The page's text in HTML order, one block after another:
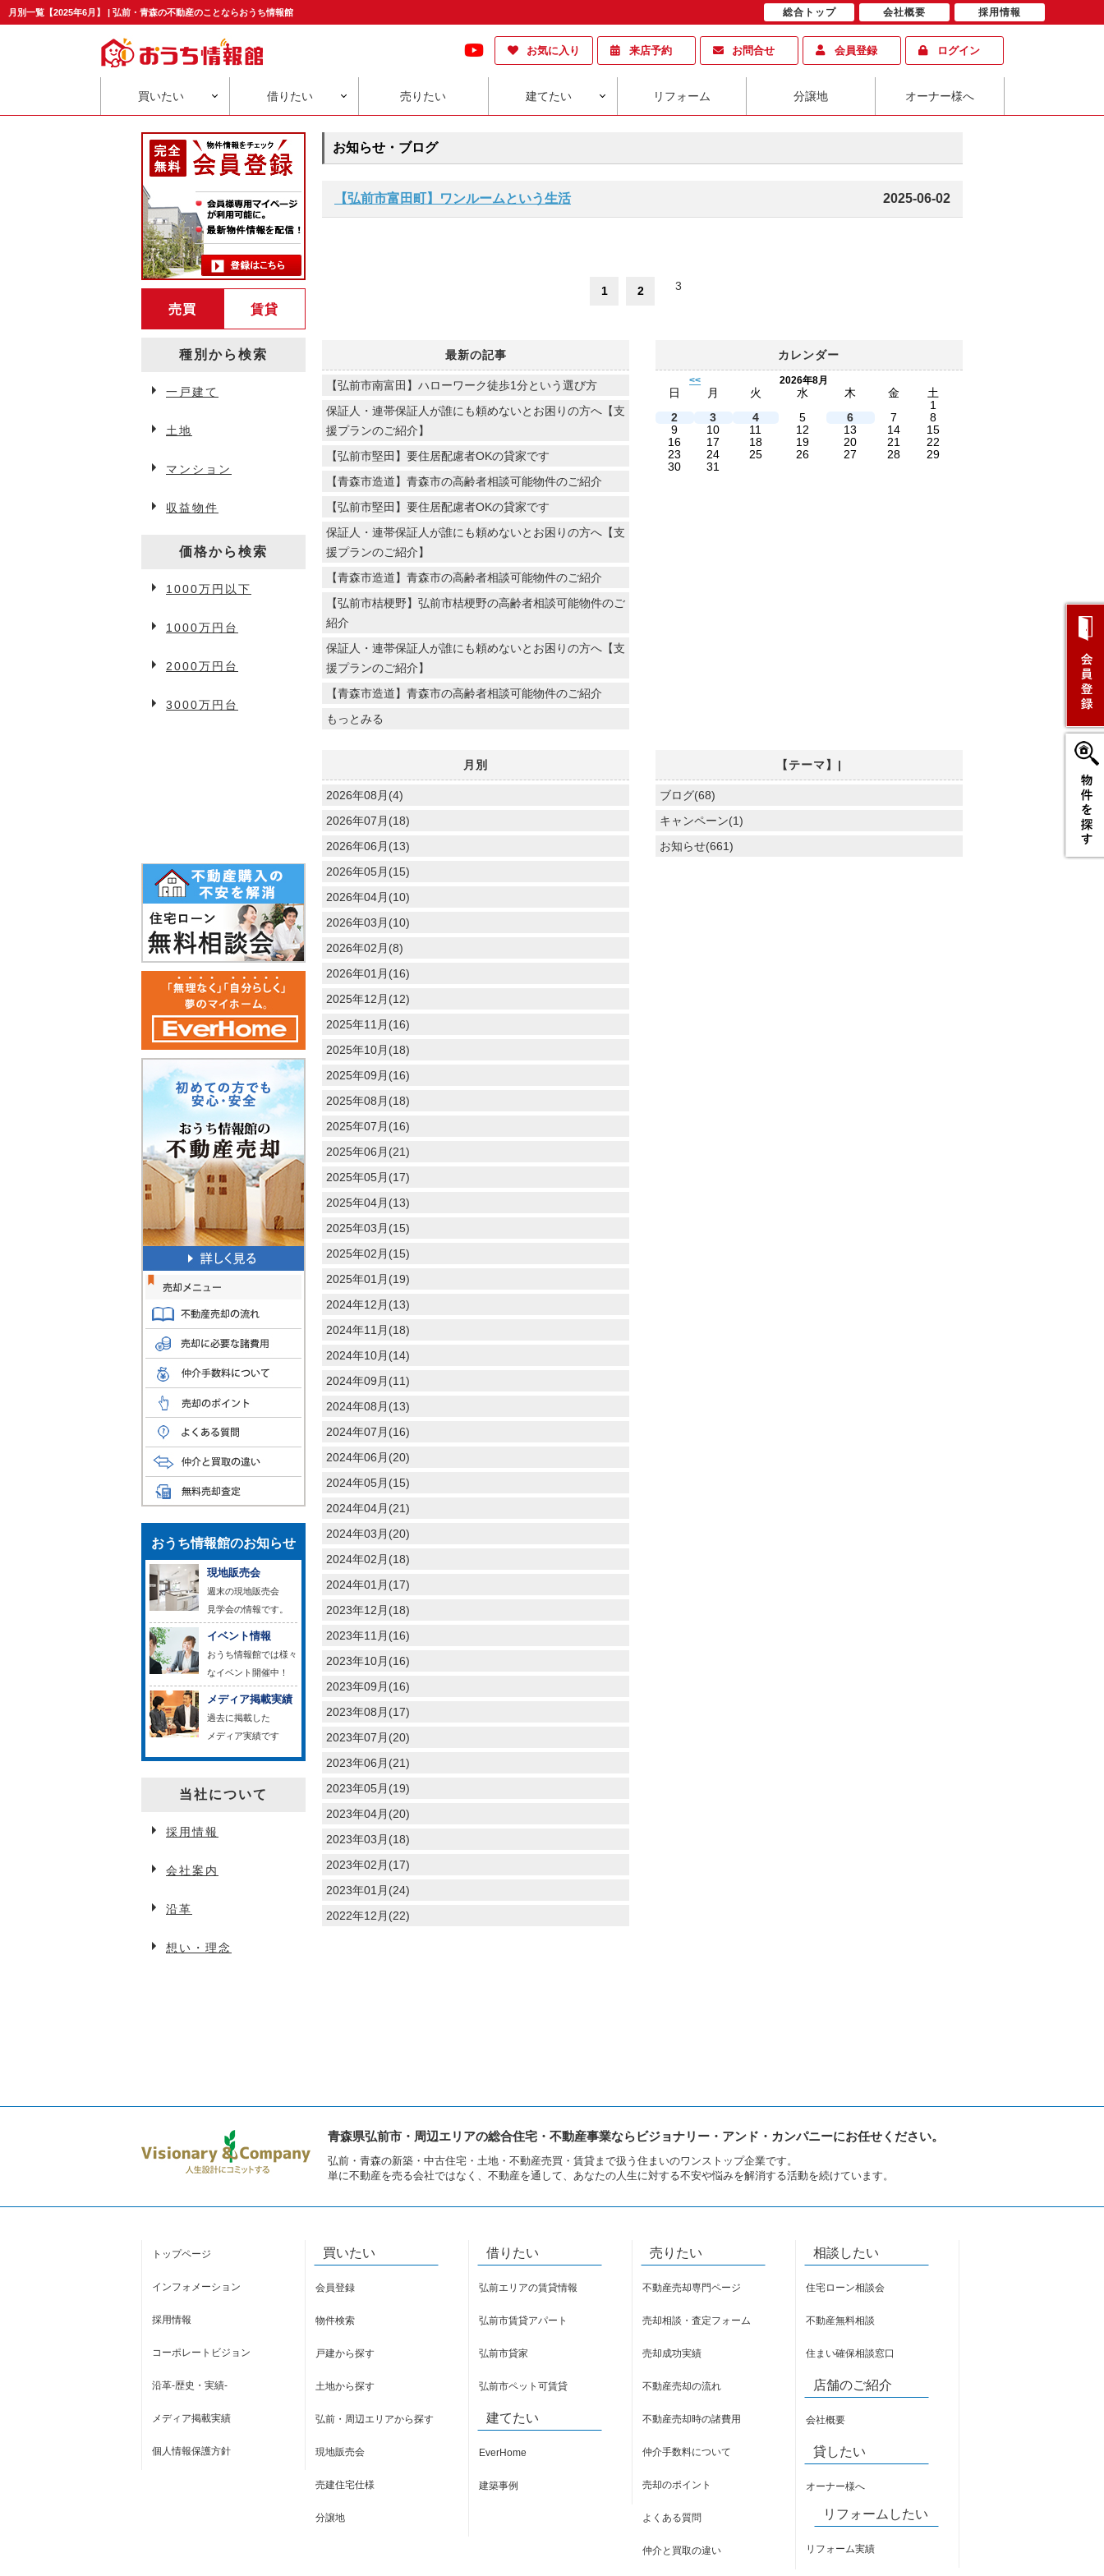
月別一覧【2025年6月】 | 弘前・青森の不動産のことならおうち情報館
お気に入り 来店予約 お問合せ 会員登録 ログイン
買いたい 借りたい 売りたい 建てたい リフォーム 分譲地 オーナー様へ
お知らせ・ブログ
【弘前市富田町】ワンルームという生活 2025-06-02
1 2 3
最新の記事
【弘前市南富田】ハローワーク徒歩1分という選び方
保証人・連帯保証人が誰にも頼めないとお困りの方へ【支
援プランのご紹介】
【弘前市堅田】要住居配慮者OKの貸家です
【青森市造道】青森市の高齢者相談可能物件のご紹介
【弘前市堅田】要住居配慮者OKの貸家です
保証人・連帯保証人が誰にも頼めないとお困りの方へ【支
援プランのご紹介】
【青森市造道】青森市の高齢者相談可能物件のご紹介
【弘前市桔梗野】弘前市桔梗野の高齢者相談可能物件のご
紹介
保証人・連帯保証人が誰にも頼めないとお困りの方へ【支
援プランのご紹介】
【青森市造道】青森市の高齢者相談可能物件のご紹介
もっとみる
カレンダー
<< 2026年8月
日 月 火 水 木 金
土
1
2
3 4 5 6 7
8
9
10 11 12 13 14
15
16
17 18 19 20 21
22
23
24 25 26 27 28
29
30
31
月別
2026年08月(4)
2026年07月(18)
2026年06月(13)
2026年05月(15)
2026年04月(10)
2026年03月(10)
2026年02月(8)
2026年01月(16)
2025年12月(12)
2025年11月(16)
2025年10月(18)
2025年09月(16)
2025年08月(18)
2025年07月(16)
2025年06月(21)
2025年05月(17)
2025年04月(13)
2025年03月(15)
2025年02月(15)
2025年01月(19)
2024年12月(13)
2024年11月(18)
2024年10月(14)
2024年09月(11)
2024年08月(13)
2024年07月(16)
2024年06月(20)
2024年05月(15)
2024年04月(21)
2024年03月(20)
2024年02月(18)
2024年01月(17)
2023年12月(18)
2023年11月(16)
2023年10月(16)
2023年09月(16)
2023年08月(17)
2023年07月(20)
2023年06月(21)
2023年05月(19)
2023年04月(20)
2023年03月(18)
2023年02月(17)
2023年01月(24)
2022年12月(22)
【テーマ】|
ブログ(68)
キャンペーン(1)
お知らせ(661)
売買 賃貸
種別から検索
一戸建て
土地
マンション
収益物件
価格から検索
1000万円以下
1000万円台
2000万円台
3000万円台
弘前賃貸情報
アパート・マンション
一戸建て
駐車場
事業用物件
3万円以下
3万円台
おうち情報館のお知らせ
現地販売会
週末の現地販売会
見学会の情報です。
イベント情報
おうち情報館では様々
なイベント開催中！
メディア掲載実績
過去に掲載した
メディア実績です
当社について
採用情報
会社案内
沿革
想い・理念
青森県弘前市・周辺エリアの総合住宅・不動産事業ならビジョナリー・アンド・カンパニーにお任せください。
弘前・青森の新築・中古住宅・土地・不動産売買・賃貸まで扱う住まいのワンストップ企業です。
単に不動産を売る会社ではなく、不動産を通して、あなたの人生に対する不安や悩みを解消する活動を続けています。
トップページ
インフォメーション
採用情報
コーポレートビジョン
沿革-歴史・実績-
メディア掲載実績
個人情報保護方針
買いたい
会員登録
物件検索
戸建から探す
土地から探す
弘前・周辺エリアから探す
現地販売会
売建住宅仕様
分譲地
借りたい
弘前エリアの賃貸情報
弘前市賃貸アパート
弘前市貸家
弘前市ペット可賃貸
建てたい
EverHome
建築事例
売りたい
不動産売却専門ページ
売却相談・査定フォーム
売却成功実績
不動産売却の流れ
不動産売却時の諸費用
仲介手数料について
売却のポイント
よくある質問
仲介と買取の違い
相談したい
住宅ローン相談会
不動産無料相談
住まい確保相談窓口
店舗のご紹介
会社概要
貸したい
オーナー様へ
リフォームしたい
リフォーム実績
総合トップ 会社概要 採用情報